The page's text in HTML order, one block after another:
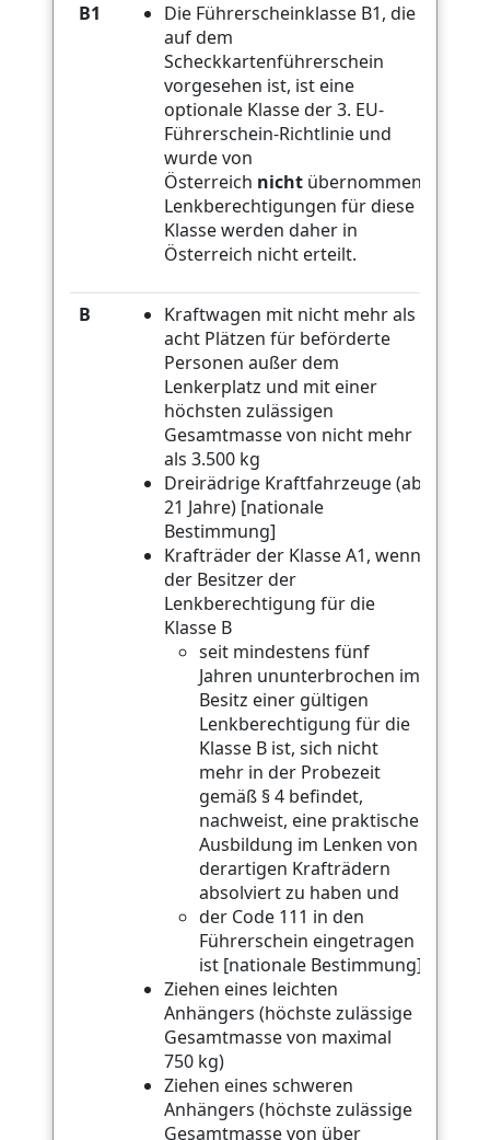
B1
Die Führerscheinklasse B1, die
auf dem
Scheckkartenführerschein
vorgesehen ist, ist eine
optionale Klasse der 3. EU-
Führerschein-Richtlinie und
wurde von
Österreich nicht übernommen.
Lenkberechtigungen für diese
Klasse werden daher in
Österreich nicht erteilt.
B
Kraftwagen mit nicht mehr als
acht Plätzen für beförderte
Personen außer dem
Lenkerplatz und mit einer
höchsten zulässigen
Gesamtmasse von nicht mehr
als 3.500 kg
Dreirädrige Kraftfahrzeuge (ab
21 Jahre) [nationale
Bestimmung]
Krafträder der Klasse A1, wenn
der Besitzer der
Lenkberechtigung für die
Klasse B
seit mindestens fünf
Jahren ununterbrochen im
Besitz einer gültigen
Lenkberechtigung für die
Klasse B ist, sich nicht
mehr in der Probezeit
gemäß § 4 befindet,
nachweist, eine praktische
Ausbildung im Lenken von
derartigen Krafträdern
absolviert zu haben und
der Code 111 in den
Führerschein eingetragen
ist [nationale Bestimmung]
Ziehen eines leichten
Anhängers (höchste zulässige
Gesamtmasse von maximal
750 kg)
Ziehen eines schweren
Anhängers (höchste zulässige
Gesamtmasse von über